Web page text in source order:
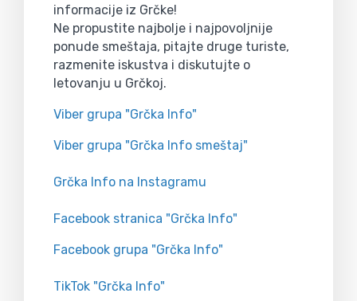
informacije iz Grčke!
Ne propustite najbolje i najpovoljnije
ponude smeštaja, pitajte druge turiste,
razmenite iskustva i diskutujte o
letovanju u Grčkoj.
Viber grupa "Grčka Info"
Viber grupa "Grčka Info smeštaj"
Grčka Info na Instagramu
Facebook stranica "Grčka Info"
Facebook grupa "Grčka Info"
TikTok "Grčka Info"